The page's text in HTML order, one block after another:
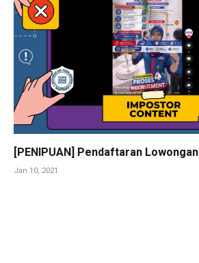
[PENIPUAN] Pendaftaran
Jan 10, 2021